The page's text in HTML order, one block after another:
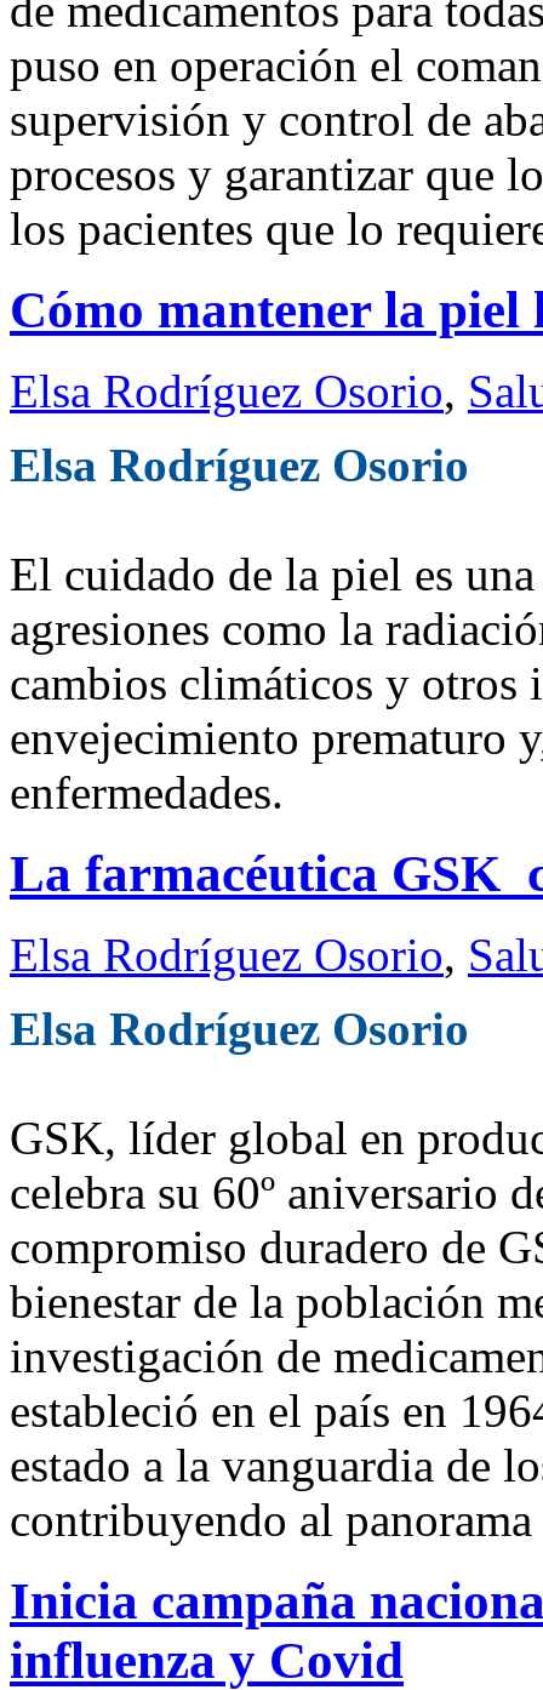
de medicamentos para
puso en operación el
supervisión y control de
procesos y garantizar que
los pacientes que lo
Cómo mantener la piel
Elsa Rodríguez Osorio,
Elsa Rodríguez Osorio
El cuidado de la piel es
agresiones como la
cambios climáticos y otros
envejecimiento prematuro
enfermedades.
La farmacéutica GSK
Elsa Rodríguez Osorio,
Elsa Rodríguez Osorio
GSK, líder global en
celebra su 60º aniversario
compromiso duradero de
bienestar de la población
investigación de
estableció en el país en
estado a la vanguardia de
contribuyendo al
Inicia campaña
influenza y Covid